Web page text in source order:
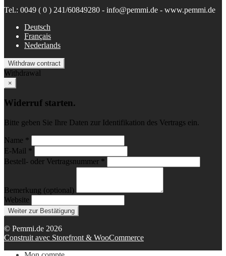
Tel.: 0049 ( 0 ) 241/60849280 - info@pemmi.de - www.pemmi.de
Deutsch
Français
Nederlands
Withdraw contract
Withdrawal
×
Widerruf starten.
Bitte geben Sie Ihre Daten zur Identifikation des Vertrags ein.
Name *
E-Mail *
Bestell- oder Vertragsnummer *
Bemerkung (optional)
Website
Weiter zur Bestätigung
© Pemmi.de 2026
Construit avec Storefront & WooCommerce